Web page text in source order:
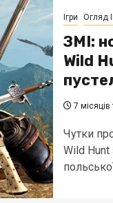
Ігри Огляд
ЗМІ:
Wild
7 місяців
Чутки
Wild